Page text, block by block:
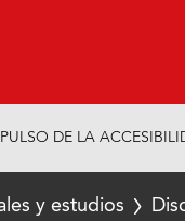
DE LA
y estudios